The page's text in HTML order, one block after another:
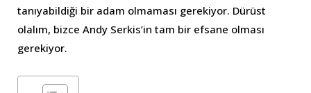
tanıyabildiği bir adam olmaması gerekiyor. Dürüst
olalım, bizce Andy Serkis’in tam bir efsane olması
gerekiyor.